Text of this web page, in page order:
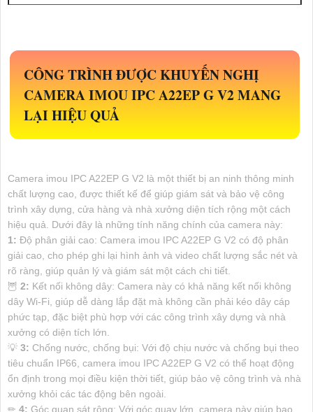
CÔNG TRÌNH ĐƯỢC KHUYẾN NGHỊ
CAMERA IMOU IPC A22EP G V2 MANG
LẠI HIỆU QUẢ
Camera imou IPC A22EP G V2 là một thiết bị an ninh thông minh
chất lượng cao, được thiết kế để giúp giám sát và bảo vệ công
trình xây dựng, cửa hàng và nhà xưởng diện tích rộng một cách
hiệu quả. Dưới đây là những tính năng chính của camera này:
1: Độ phân giải cao: Camera imou IPC A22EP G V2 có độ phân
giải cao, cho phép ghi lại hình ảnh và video chất lượng sắc nét và
rõ ràng, giúp quản lý và giám sát một cách chi tiết.
🦉 2: Kết nối không dây: Camera này có khả năng kết nối không
dây Wi-Fi, giúp dễ dàng lắp đặt mà không cần phải kéo dây cáp
phức tạp, đặc biệt phù hợp với các công trình xây dựng và nhà
xưởng có diện tích lớn.
💡 3: Chống nước, chống bụi: Với độ chịu nước và chống bụi theo
tiêu chuẩn IP66, camera imou IPC A22EP G V2 có thể hoạt động
ổn định trong mọi điều kiện thời tiết, giúp bảo vệ công trình và nhà
xưởng khỏi các tác động bên ngoài.
✏ 4: Góc quan sát rộng: Với góc quay lớn, camera này giúp bao